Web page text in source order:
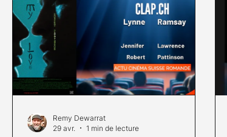
Stéfanie Rossier Streaming Stefanie Rossier
Remy Dewarrat
29 avr.
1 min de lecture